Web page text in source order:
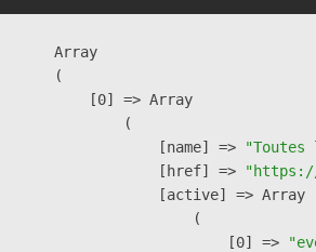
Array
(
    [0] => Array
        (
            [name] =>
            [href] =>
            [active] => Array
                (
                    [0] =>